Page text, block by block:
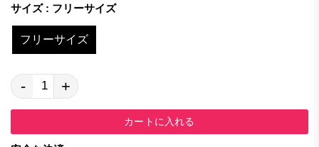
サイズ : フリーサイズ
フリーサイズ
- +
カートに入れる